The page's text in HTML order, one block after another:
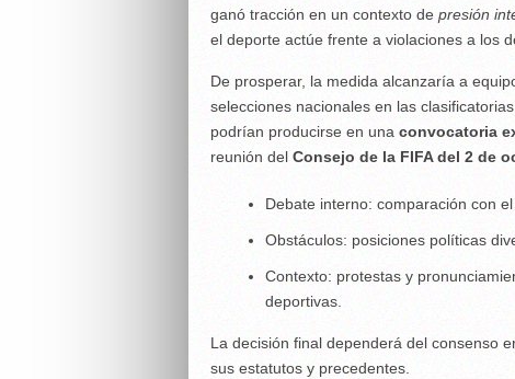
ganó tracción en un contexto de presión
el deporte actúe frente a violaciones a los
De prosperar, la medida alcanzaría a
selecciones nacionales en las
podrían producirse en una convocatoria
reunión del Consejo de la FIFA del 2 de
Debate interno: comparación con
Obstáculos: posiciones políticas
Contexto: protestas y
deportivas.
La decisión final dependerá del consenso
sus estatutos y precedentes.